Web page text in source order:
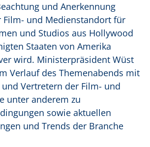
und Anerkennung
und Medienstandort für
und Studios aus Hollywood
Staaten von Amerika
wird. Ministerpräsident Wüst
Verlauf des Themenabends mit
Vertretern der Film- und
unter anderem zu
sowie aktuellen
und Trends der Branche